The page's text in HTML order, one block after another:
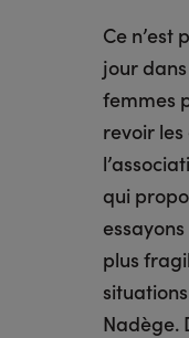
Ce n’est
jour
femmes
revoir
qui
plus
Nadège.